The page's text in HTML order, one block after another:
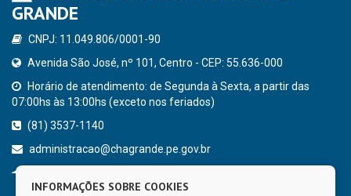
GRANDE
CNPJ: 11.049.806/0001-90
Avenida São José, nº 101, Centro - CEP: 55.636-000
Horário de atendimento: de Segunda à Sexta, a partir das
07:00hs às 13:00hs (exceto nos feriados)
(81) 3537-1140
administracao@chagrande.pe.gov.br
INFORMAÇÕES SOBRE COOKIES